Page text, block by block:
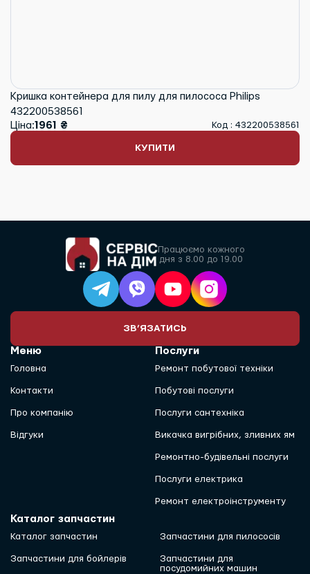
Кришка контейнера для пилу для пилососа Philips
432200538561
Ціна:1961 ₴ Код : 432200538561
КУПИТИ
Працюємо кожного
дня з 8.00 до 19.00
ЗВ’ЯЗАТИСЬ
Меню
Головна
Контакти
Про компанію
Відгуки
Послуги
Ремонт побутової техніки
Побутові послуги
Послуги сантехніка
Викачка вигрібних, зливних ям
Ремонтно-будівельні послуги
Послуги електрика
Ремонт електроінструменту
Каталог запчастин
Каталог запчастин
Запчастини для бойлерів
Запчастини для пилососів
Запчастини для
посудомийних машин